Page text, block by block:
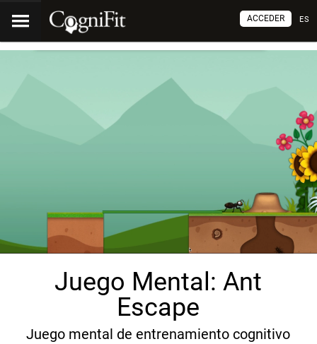
ES
ACCEDER
Juego Mental: Ant
Escape
Juego mental de entrenamiento cognitivo